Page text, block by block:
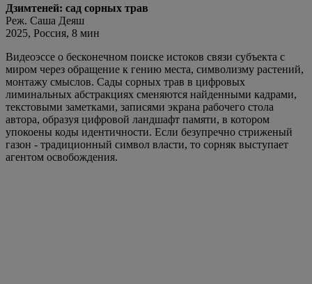
Дзимтеней: сад сорных трав
Реж. Саша Деяш
2025, Россия, 8 мин
Видеоэссе о бесконечном поиске истоков связи субъекта с
миром через обращение к гению места, символизму растений,
монтажу смыслов. Сады сорных трав в цифровых
лиминальных абстракциях сменяются найденными кадрами,
текстовыми заметками, записями экрана рабочего стола
автора, образуя цифровой ландшафт памяти, в котором
упокоены коды идентичности. Если безупречно стриженый
газон - традиционный символ власти, то сорняк выступает
агентом освобождения.